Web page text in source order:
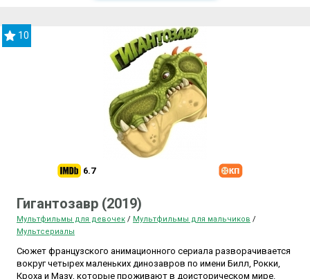
10
6.7
Гигантозавр (2019)
Мультфильмы для девочек / Мультфильмы для мальчиков /
Мультсериалы
Сюжет французского анимационного сериала разворачивается
вокруг четырех маленьких динозавров по имени Билл, Рокки,
Кроха и Мазу, которые проживают в доисторическом мире.